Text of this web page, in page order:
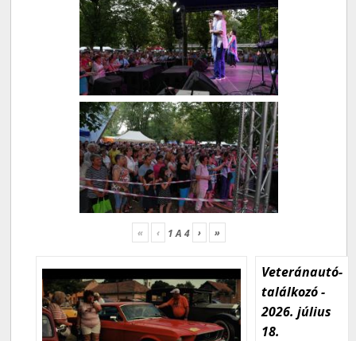
« ‹ 1A 4 › »
Veteránautó-
találkozó -
2026. július
18.